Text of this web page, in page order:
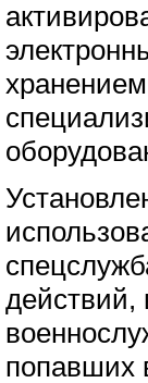
действий,
попавших